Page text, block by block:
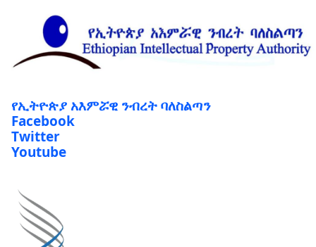
የኢትዮጵያ አእምሯዊ ንብረት ባለስልጣን
Facebook
Twitter
Youtube